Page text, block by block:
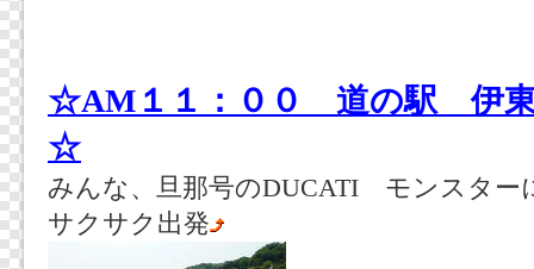
☆AM１１：００ 道の駅 伊
☆
みんな、旦那号のDUCATI モンスター
サクサク出発